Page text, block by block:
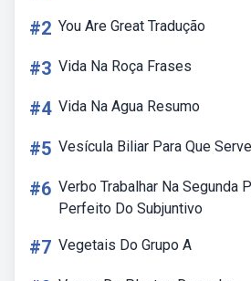
#2 You Are Great Tradução
#3 Vida Na Roça Frases
#4 Vida Na Agua Resumo
#5 Vesícula Biliar Para Que Serve
#6 Verbo Trabalhar Na Segunda
Perfeito Do Subjuntivo
#7 Vegetais Do Grupo A